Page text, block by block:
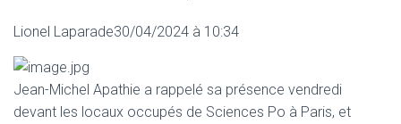
Lionel Laparade30/04/2024 à 10:34
Jean-Michel Apathie a rappelé sa présence vendredi
devant les locaux occupés de Sciences Po à Paris, et